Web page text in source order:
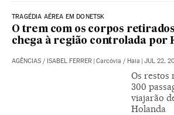
TRAGÉDIA AÉREA EM DONETSK
O trem com os corpos retirados
chega à região controlada por
AGÊNCIAS / ISABEL FERRER | Carcóvia / Haia | JUL 22,
Os restos
300
viajarão
Holanda